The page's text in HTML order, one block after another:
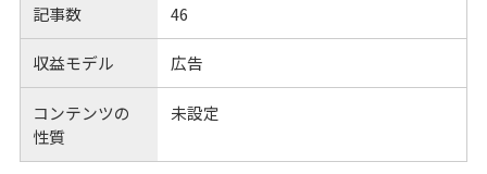
記事数 46
収益モデル 広告
コンテンツの
性質
未設定